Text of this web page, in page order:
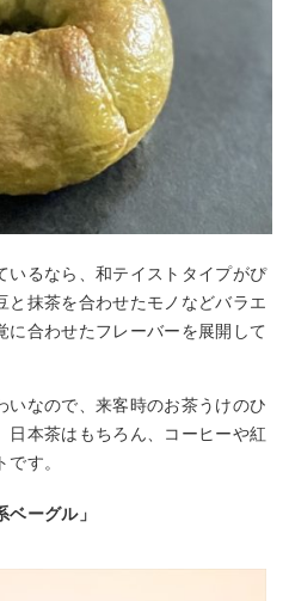
いるなら、和テイストタイプがぴ
と抹茶を合わせたモノなどバラエ
に合わせたフレーバーを展開して
いなので、来客時のお茶うけのひ
日本茶はもちろん、コーヒーや紅
す。
ーグル」